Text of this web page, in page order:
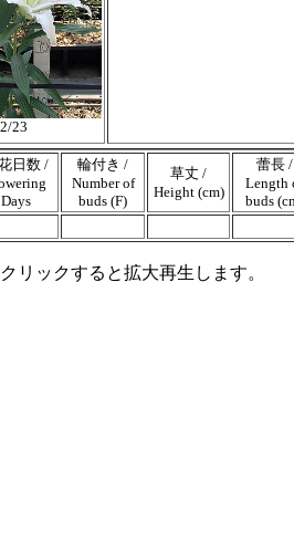
23
日数 /
Days
輪付き /
Number of
buds (F)
草丈 /
Height (cm)
蕾長 /
Length
buds
リックすると拡大再生します。